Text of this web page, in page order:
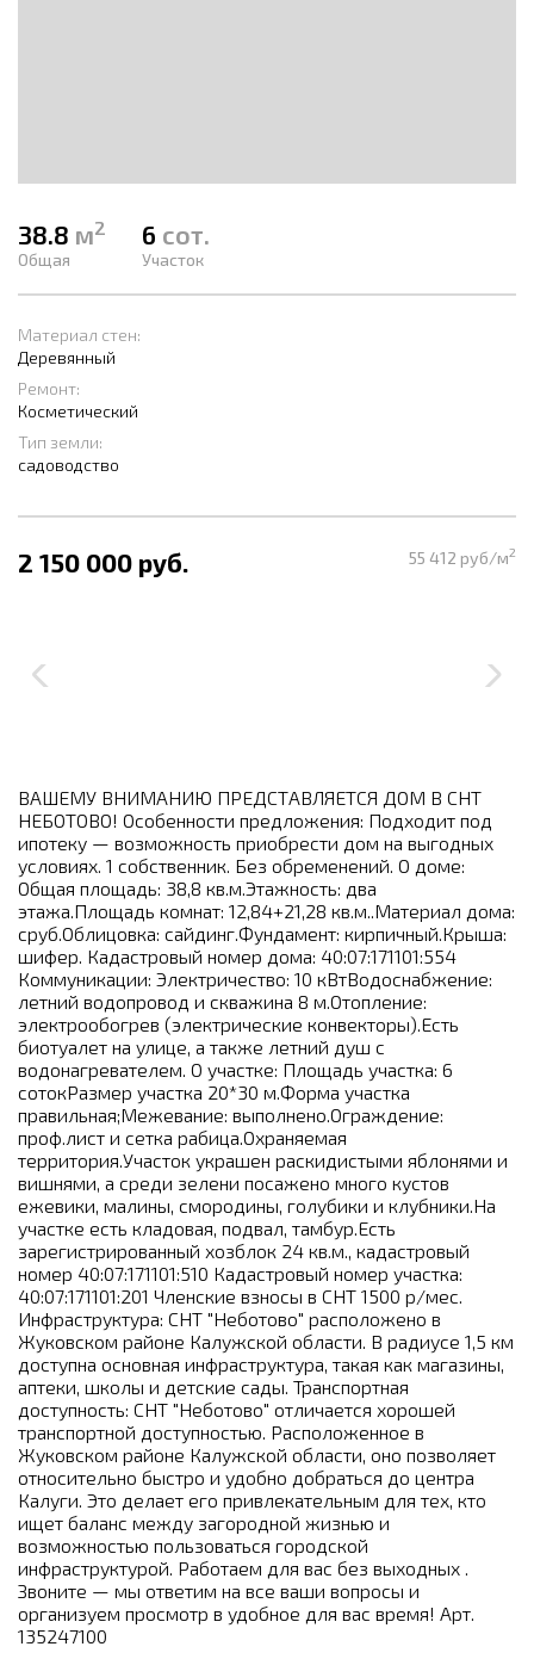
38.8 м2
Общая
6 сот.
Участок
Материал стен:
Деревянный
Ремонт:
Косметический
Тип земли:
садоводство
2 150 000 руб. 55 412 руб/м2
ВАШЕМУ ВНИМАНИЮ ПРЕДСТАВЛЯЕТСЯ ДОМ В СНТ
НЕБОТОВО! Особенности предложения: Подходит под
ипотеку — возможность приобрести дом на выгодных
условиях. 1 собственник. Без обременений. О доме:
Общая площадь: 38,8 кв.м.Этажность: два
этажа.Площадь комнат: 12,84+21,28 кв.м..Материал дома:
сруб.Облицовка: сайдинг.Фундамент: кирпичный.Крыша:
шифер. Кадастровый номер дома: 40:07:171101:554
Коммуникации: Электричество: 10 кВтВодоснабжение:
летний водопровод и скважина 8 м.Отопление:
электрообогрев (электрические конвекторы).Есть
биотуалет на улице, а также летний душ с
водонагревателем. О участке: Площадь участка: 6
сотокРазмер участка 20*30 м.Форма участка
правильная;Межевание: выполнено.Ограждение:
проф.лист и сетка рабица.Охраняемая
территория.Участок украшен раскидистыми яблонями и
вишнями, а среди зелени посажено много кустов
ежевики, малины, смородины, голубики и клубники.На
участке есть кладовая, подвал, тамбур.Есть
зарегистрированный хозблок 24 кв.м., кадастровый
номер 40:07:171101:510 Кадастровый номер участка:
40:07:171101:201 Членские взносы в СНТ 1500 р/мес.
Инфраструктура: СНТ "Неботово" расположено в
Жуковском районе Калужской области. В радиусе 1,5 км
доступна основная инфраструктура, такая как магазины,
аптеки, школы и детские сады. Транспортная
доступность: СНТ "Неботово" отличается хорошей
транспортной доступностью. Расположенное в
Жуковском районе Калужской области, оно позволяет
относительно быстро и удобно добраться до центра
Калуги. Это делает его привлекательным для тех, кто
ищет баланс между загородной жизнью и
возможностью пользоваться городской
инфраструктурой. Работаем для вас без выходных .
Звоните — мы ответим на все ваши вопросы и
организуем просмотр в удобное для вас время! Арт.
135247100